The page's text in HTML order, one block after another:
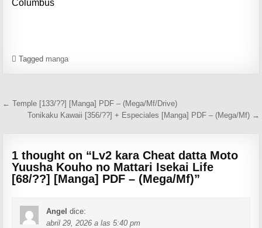
Columbus
Tagged manga
Navegación de entradas
← Temple [133/??] [Manga] PDF – (Mega/Mf/Drive)
Tonikaku Kawaii [356/??] + Especiales [Manga] PDF – (Mega/Mf) →
1 thought on “Lv2 kara Cheat datta Moto
Yuusha Kouho no Mattari Isekai Life
[68/??] [Manga] PDF – (Mega/Mf)”
Angel dice:
abril 29, 2026 a las 5:40 pm